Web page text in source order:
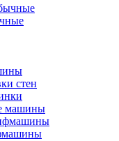
стен
машины